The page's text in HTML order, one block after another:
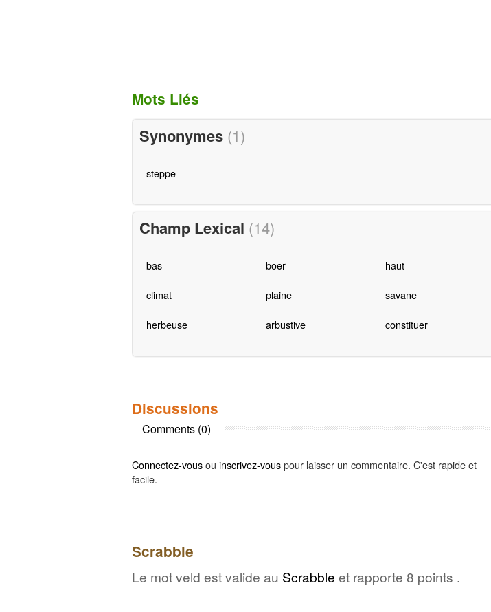
Mots Liés
Synonymes (1)
steppe
Champ Lexical (14)
bas boer haut
climat plaine savane
herbeuse arbustive constituer
Discussions
Comments (0)
Connectez-vousou inscrivez-vouspour laisser un commentaire. C'est rapide et
facile.
Scrabble
Le mot veld est valide au Scrabble et rapporte 8 points .